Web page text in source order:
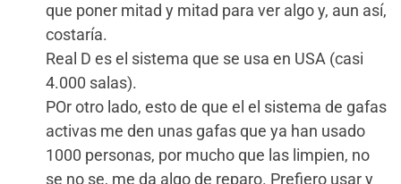
que poner mitad y mitad para ver algo y, aun así,
costaría.
Real D es el sistema que se usa en USA (casi
4.000 salas).
POr otro lado, esto de que el el sistema de gafas
activas me den unas gafas que ya han usado
1000 personas, por mucho que las limpien, no
se no se, me da algo de reparo. Prefiero usar y